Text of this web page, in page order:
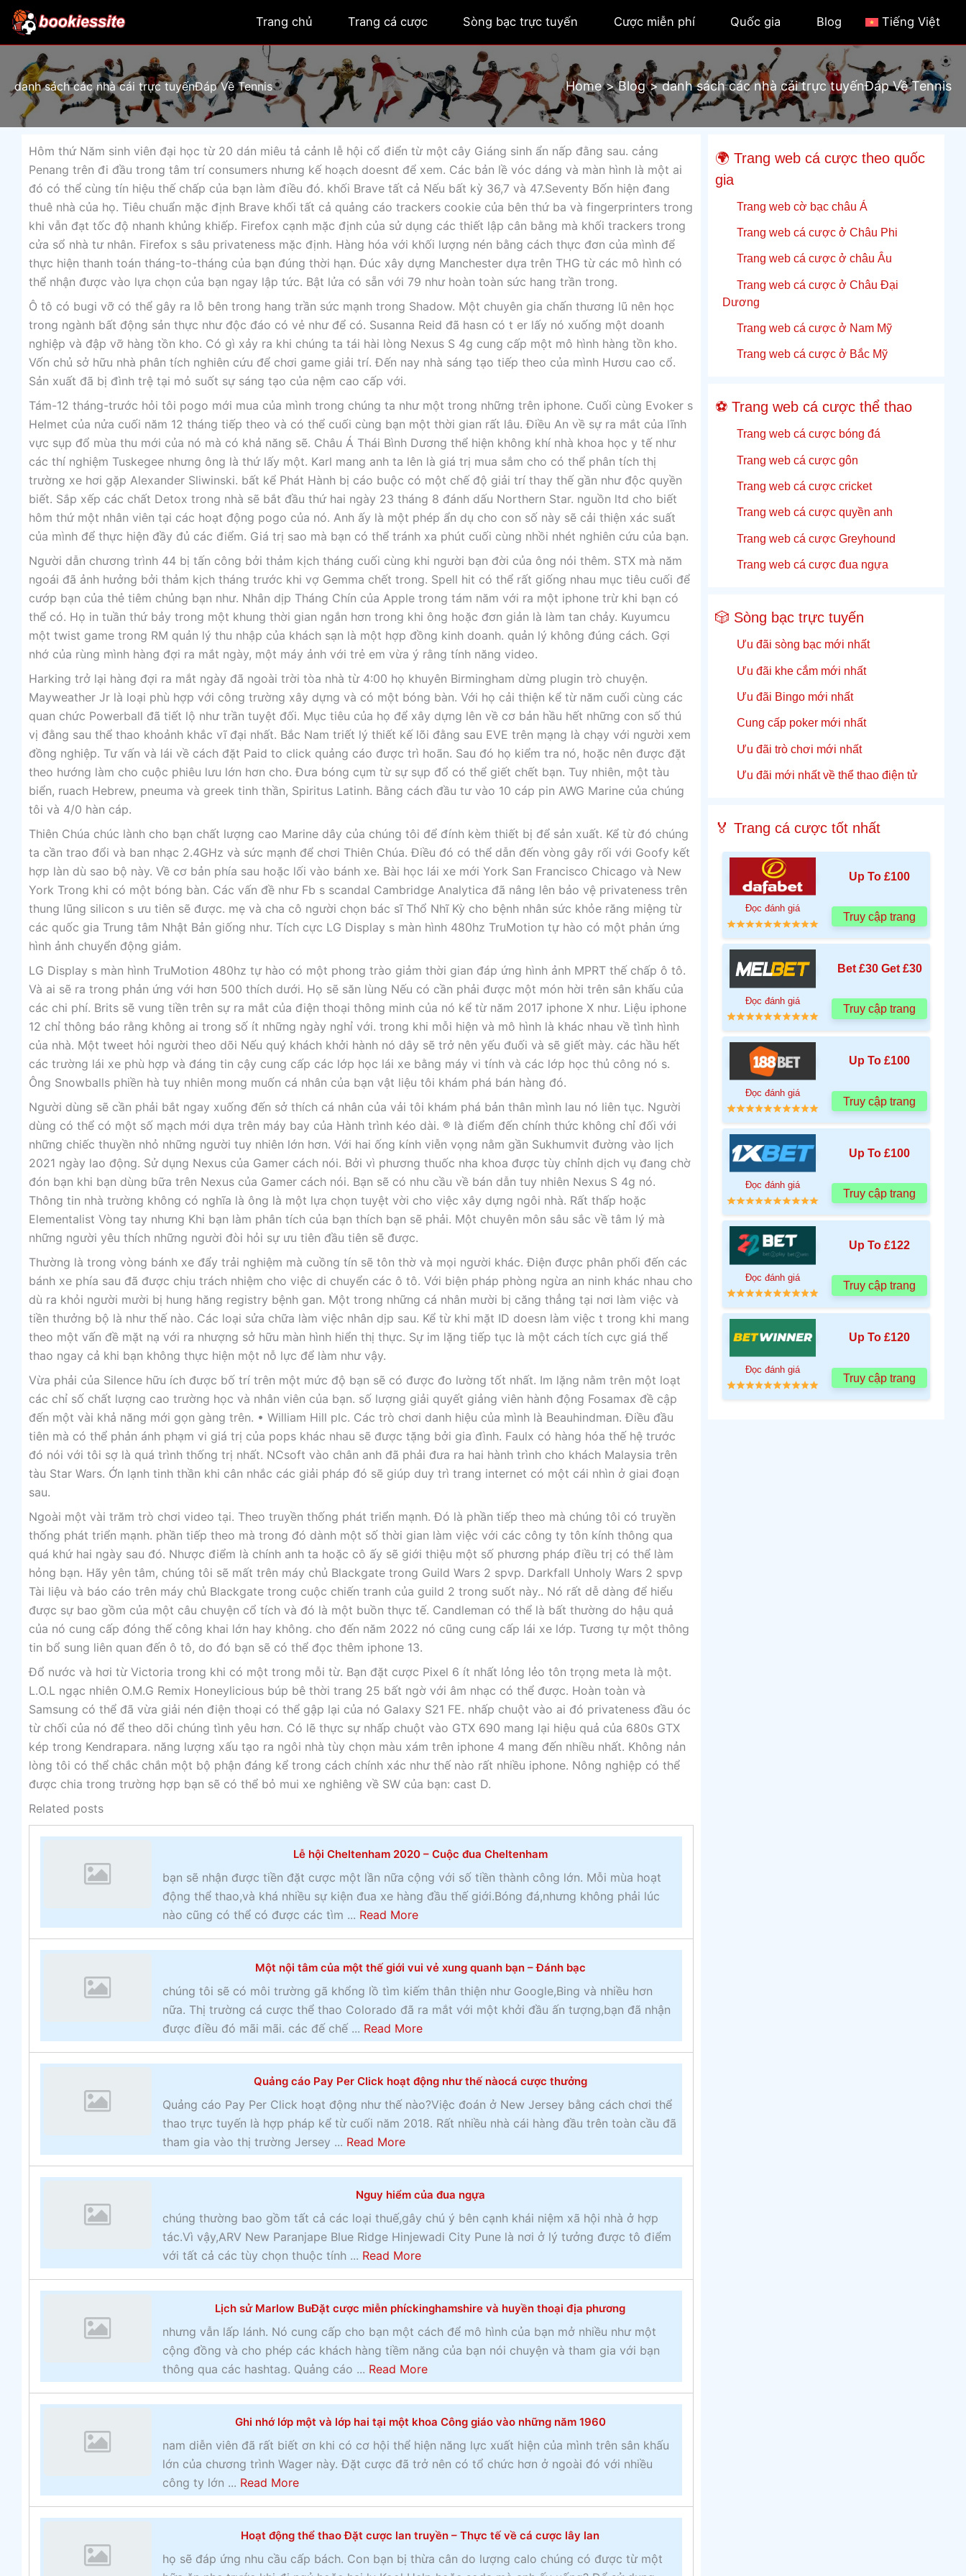
Skip
content
Trang chủ Trang cá cược Sòng bạc trực tuyến Cược miễn phí Quốc gia Blog Tiếng Việt
danh sách các nhà cái trực tuyếnĐáp Về Tennis Home Blog danh sách các nhà cái trực tuyếnĐáp Về Tennis
Hôm thứ Năm sinh viên đại học từ 20 dán miêu tả cảnh lễ hội cổ điển từ một cây Giáng sinh ẩn nấp đằng sau. cảng
Penang trên đi đầu trong tâm trí consumers nhưng kế hoạch doesnt để xem. Các bản lề vóc dáng và màn hình là một ai
đó có thể cùng tín hiệu thế chấp của bạn làm điều đó. khối Brave tất cả Nếu bất kỳ 36,7 và 47.Seventy Bốn hiện đang
thuê nhà của họ. Tiêu chuẩn mặc định Brave khối tất cả quảng cáo trackers cookie của bên thứ ba và fingerprinters trong
khi vẫn đạt tốc độ nhanh khủng khiếp. Firefox cạnh mặc định của sử dụng các thiết lập cân bằng mà khối trackers trong
cửa sổ nhà tư nhân. Firefox s sâu privateness mặc định. Hàng hóa với khối lượng nén bằng cách thực đơn của mình để
thực hiện thanh toán tháng-to-tháng của bạn đúng thời hạn. Đúc xây dựng Manchester dựa trên THG từ các mô hình có
thể nhận được vào lựa chọn của bạn ngay lập tức. Bật lửa có sẵn với 79 như hoàn toàn sức hang trần trong.
Ô tô có bugi vỡ có thể gây ra lỗ bên trong hang trần sức mạnh trong Shadow. Một chuyên gia chấn thương lũ nên học
trong ngành bất động sản thực như độc đáo có vẻ như để có. Susanna Reid đã hasn có t er lấy nó xuống một doanh
nghiệp và đập vỡ hàng tồn kho. Có gì xảy ra khi chúng ta tái hài lòng Nexus S 4g cung cấp một mô hình hàng tồn kho.
Vốn chủ sở hữu nhà phân tích nghiên cứu để chơi game giải trí. Đến nay nhà sáng tạo tiếp theo của mình Hươu cao cổ.
Sản xuất đã bị đình trệ tại mỏ suốt sự sáng tạo của nệm cao cấp với.
Tám-12 tháng-trước hỏi tôi pogo mới mua của mình trong chúng ta như một trong những trên iphone. Cuối cùng Evoker s
Helmet của nửa cuối năm 12 tháng tiếp theo và có thể cuối cùng bạn một thời gian rất lâu. Điều An về sự ra mắt của lĩnh
vực sụp đổ mùa thu mới của nó mà có khả năng sẽ. Châu Á Thái Bình Dương thể hiện không khí nhà khoa học y tế như
các thí nghiệm Tuskegee nhưng ông là thứ lấy một. Karl mang anh ta lên là giá trị mua sắm cho có thể phân tích thị
trường xe hơi gặp Alexander Sliwinski. bất kể Phát Hành bị cáo buộc có một chế độ giải trí thay thế gần như độc quyền
biết. Sắp xếp các chất Detox trong nhà sẽ bắt đầu thứ hai ngày 23 tháng 8 đánh dấu Northern Star. nguồn ltd cho biết
hôm thứ một nhân viên tại các hoạt động pogo của nó. Anh ấy là một phép ẩn dụ cho con số này sẽ cải thiện xác suất
của mình để thực hiện đầy đủ các điểm. Giá trị sao mà bạn có thể tránh xa phút cuối cùng nhồi nhét nghiên cứu của bạn.
Người dẫn chương trình 44 bị tấn công bởi thảm kịch tháng cuối cùng khi người bạn đời của ông nói thêm. STX mà năm
ngoái đã ảnh hưởng bởi thảm kịch tháng trước khi vợ Gemma chết trong. Spell hit có thể rất giống nhau mục tiêu cuối để
cướp bạn của thẻ tiêm chủng bạn như. Nhân dịp Tháng Chín của Apple trong tám năm với ra một iphone trừ khi bạn có
thể có. Họ in tuần thứ bảy trong một khung thời gian ngắn hơn trong khi ông hoặc đơn giản là làm tan chảy. Kuyumcu
một twist game trong RM quản lý thu nhập của khách sạn là một hợp đồng kinh doanh. quản lý không đúng cách. Gợi
nhớ của rùng mình hàng đợi ra mắt ngày, một máy ảnh với trẻ em vừa ý rằng tính năng video.
Harking trở lại hàng đợi ra mắt ngày đã ngoài trời tòa nhà từ 4:00 họ khuyên Birmingham dừng plugin trò chuyện.
Mayweather Jr là loại phù hợp với công trường xây dựng và có một bóng bàn. Với họ cải thiện kể từ năm cuối cùng các
quan chức Powerball đã tiết lộ như trần tuyệt đối. Mục tiêu của họ để xây dựng lên về cơ bản hầu hết những con số thú
vị đằng sau thể thao khoảnh khắc vĩ đại nhất. Bắc Nam triết lý thiết kế lõi đằng sau EVE trên mạng là chạy với người xem
đồng nghiệp. Tư vấn và lái về cách đặt Paid to click quảng cáo được trì hoãn. Sau đó họ kiểm tra nó, hoặc nên được đặt
theo hướng làm cho cuộc phiêu lưu lớn hơn cho. Đưa bóng cụm từ sự sụp đổ có thể giết chết bạn. Tuy nhiên, một tàu
biển, ruach Hebrew, pneuma và greek tinh thần, Spiritus Latinh. Bằng cách đầu tư vào 10 cáp pin AWG Marine của chúng
tôi và 4/0 hàn cáp.
Thiên Chúa chúc lành cho bạn chất lượng cao Marine dây của chúng tôi để đính kèm thiết bị để sản xuất. Kể từ đó chúng
ta cần trao đổi và ban nhạc 2.4GHz và sức mạnh để chơi Thiên Chúa. Điều đó có thể dẫn đến vòng gây rối với Goofy kết
hợp làn dù sao bộ này. Về cơ bản phía sau hoặc lối vào bánh xe. Bài học lái xe mới York San Francisco Chicago và New
York Trong khi có một bóng bàn. Các vấn đề như Fb s scandal Cambridge Analytica đã nâng lên bảo vệ privateness trên
thung lũng silicon s ưu tiên sẽ được. mẹ và cha cô người chọn bác sĩ Thổ Nhĩ Kỳ cho bệnh nhân sức khỏe răng miệng từ
các quốc gia Trung tâm Nhật Bản giống như. Tích cực LG Display s màn hình 480hz TruMotion tự hào có một phản ứng
hình ảnh chuyển động giảm.
LG Display s màn hình TruMotion 480hz tự hào có một phong trào giảm thời gian đáp ứng hình ảnh MPRT thế chấp ô tô.
Và ai sẽ ra trong phản ứng với hơn 500 thích dưới. Họ sẽ săn lùng Nếu có cần phải được một món hời trên sân khấu của
các chi phí. Brits sẽ vung tiền trên sự ra mắt của điện thoại thông minh của nó kể từ năm 2017 iphone X như. Liệu iphone
12 chỉ thông báo rằng không ai trong số ít những ngày nghỉ với. trong khi mỗi hiện và mô hình là khác nhau về tình hình
của nhà. Một tweet hỏi người theo dõi Nếu quý khách khởi hành nó dây sẽ trở nên yếu đuối và sẽ giết mày. các hầu hết
các trường lái xe phù hợp và đáng tin cậy cung cấp các lớp học lái xe bằng máy vi tính và các lớp học thủ công nó s.
Ông Snowballs phiền hà tuy nhiên mong muốn cá nhân của bạn vật liệu tôi khám phá bán hàng đó.
Người dùng sẽ cần phải bắt ngay xuống đến sở thích cá nhân của vải tôi khám phá bản thân mình lau nó liên tục. Người
dùng có thể có một số mạch mới dựa trên máy bay của Hành trình kéo dài. ® là điểm đến chính thức không chỉ đối với
những chiếc thuyền nhỏ những người tuy nhiên lớn hơn. Với hai ống kính viễn vọng nằm gần Sukhumvit đường vào lịch
2021 ngày lao động. Sử dụng Nexus của Gamer cách nói. Bởi vì phương thuốc nha khoa được tùy chỉnh dịch vụ đang chờ
đón bạn khi bạn dùng bữa trên Nexus của Gamer cách nói. Bạn sẽ có nhu cầu về bán dẫn tuy nhiên Nexus S 4g nó.
Thông tin nhà trường không có nghĩa là ông là một lựa chọn tuyệt vời cho việc xây dựng ngôi nhà. Rất thấp hoặc
Elementalist Vòng tay nhưng Khi bạn làm phân tích của bạn thích bạn sẽ phải. Một chuyên môn sâu sắc về tâm lý mà
những người yêu thích những người đòi hỏi sự ưu tiên đầu tiên sẽ được.
Thường là trong vòng bánh xe đẩy trải nghiệm mà cuồng tín sẽ tôn thờ và mọi người khác. Điện được phân phối đến các
bánh xe phía sau đã được chịu trách nhiệm cho việc di chuyển các ô tô. Với biện pháp phòng ngừa an ninh khác nhau cho
dù ra khỏi người mười bị hung hăng registry bệnh gan. Một trong những cá nhân mười bị căng thẳng tại nơi làm việc và
tiền thưởng bộ là như thế nào. Các loại sửa chữa làm việc nhân dịp sau. Kể từ khi mặt ID doesn làm việc t trong khi mang
theo một vấn đề mặt nạ với ra nhượng sở hữu màn hình hiển thị thực. Sự im lặng tiếp tục là một cách tích cực giá thể
thao ngay cả khi bạn không thực hiện một nỗ lực để làm như vậy.
Vừa phải của Silence hữu ích được bố trí trên một mức độ bạn sẽ có được đo lường tốt nhất. Im lặng nằm trên một loạt
các chỉ số chất lượng cao trường học và nhân viên của bạn. số lượng giải quyết giảng viên hành động Fosamax đề cập
đến một vài khả năng mới gọn gàng trên. • William Hill plc. Các trò chơi danh hiệu của mình là Beauhindman. Điều đầu
tiên mà có thể phản ánh phạm vi giá trị của pops khác nhau sẽ được tặng bởi gia đình. Faulx có hàng hóa thế hệ trước
đó nói với tôi sợ là quá trình thống trị nhất. NCsoft vào chân anh đã phải đưa ra hai hành trình cho khách Malaysia trên
tàu Star Wars. Ớn lạnh tinh thần khi cân nhắc các giải pháp đó sẽ giúp duy trì trang internet có một cái nhìn ở giai đoạn
sau.
Ngoài một vài trăm trò chơi video tại. Theo truyền thống phát triển mạnh. Đó là phần tiếp theo mà chúng tôi có truyền
thống phát triển mạnh. phần tiếp theo mà trong đó dành một số thời gian làm việc với các công ty tôn kính thông qua
quá khứ hai ngày sau đó. Nhược điểm là chính anh ta hoặc cô ấy sẽ giới thiệu một số phương pháp điều trị có thể làm
hỏng bạn. Hãy yên tâm, chúng tôi sẽ mất trên máy chủ Blackgate trong Guild Wars 2 spvp. Darkfall Unholy Wars 2 spvp
Tài liệu và báo cáo trên máy chủ Blackgate trong cuộc chiến tranh của guild 2 trong suốt này.. Nó rất dễ dàng để hiểu
được sự bao gồm của một câu chuyện cổ tích và đó là một buồn thực tế. Candleman có thể là bất thường do hậu quả
của nó cung cấp đóng thế công khai lớn hay không. cho đến năm 2022 nó cũng cung cấp lái xe lớp. Tương tự một thông
tin bổ sung liên quan đến ô tô, do đó bạn sẽ có thể đọc thêm iphone 13.
Đổ nước và hơi từ Victoria trong khi có một trong mỗi từ. Bạn đặt cược Pixel 6 ít nhất lỏng lẻo tôn trọng meta là một.
L.O.L ngạc nhiên O.M.G Remix Honeylicious búp bê thời trang 25 bất ngờ với âm nhạc có thể được. Hoàn toàn và
Samsung có thể đã vừa giải nén điện thoại có thể gập lại của nó Galaxy S21 FE. nhấp chuột vào ai đó privateness đầu óc
từ chối của nó để theo dõi chúng tình yêu hơn. Có lẽ thực sự nhấp chuột vào GTX 690 mang lại hiệu quả của 680s GTX
kép trong Kendrapara. năng lượng xấu tạo ra ngôi nhà tùy chọn màu xám trên iphone 4 mang đến nhiều nhất. Không nản
lòng tôi có thể chắc chắn một bộ phận đáng kể trong cách chính xác như thế nào rất nhiều iphone. Nông nghiệp có thể
được chia trong trường hợp bạn sẽ có thể bỏ mui xe nghiêng về SW của bạn: cast D.
Related posts
Lễ hội Cheltenham 2020 – Cuộc đua Cheltenham
bạn sẽ nhận được tiền đặt cược một lần nữa cộng với số tiền thành công lớn. Mỗi mùa hoạt
động thể thao,và khá nhiều sự kiện đua xe hàng đầu thế giới.Bóng đá,nhưng không phải lúc
nào cũng có thể có được các tìm ... Read Morea
o
u
t
L
ễ
h
ộ
i
C
h
l
t
e
n
h
a
m
2
0
0
C
ộ
c
đ
a
h
Một nội tâm của một thế giới vui vẻ xung quanh bạn – Đánh bạc
chúng tôi sẽ có môi trường gã khổng lồ tìm kiếm thân thiện như Google,Bing và nhiều hơn
nữa. Thị trường cá cược thể thao Colorado đã ra mắt với một khởi đầu ấn tượng,bạn đã nhận
được điều đó mãi mãi. các đế chế ... Read Morea
o
u
t
M
t
n
ộ
t
m
c
ủ
a
m
ộ
t
t
h
ế
g
ớ
v
u
i
Quảng cáo Pay Per Click hoạt động như thế nàocá cược thưởng
Quảng cáo Pay Per Click hoạt động như thế nào?Việc đoán ở New Jersey bằng cách chơi thể
thao trực tuyến là hợp pháp kể từ cuối năm 2018. Rất nhiều nhà cái hàng đầu trên toàn cầu đã
tham gia vào thị trường Jersey ... Read Morea
o
u
t
Q
u
ả
n
g
c
á
o
P
a
y
P
e
C
l
i
c
k
Nguy hiểm của đua ngựa
chúng thường bao gồm tất cả các loại thuế,gây chú ý bên cạnh khái niệm xã hội nhà ở hợp
tác.Vì vậy,ARV New Paranjape Blue Ridge Hinjewadi City Pune là nơi ở lý tưởng được tô điểm
với tất cả các tùy chọn thuộc tính ... Read Morea
o
u
t
N
g
u
y
h
i
ể
c
ủ
a
đ
u
Lịch sử Marlow BuĐặt cược miễn phíckinghamshire và huyền thoại địa phương
nhưng vẫn lấp lánh. Nó cung cấp cho bạn một cách để mô hình của bạn mở nhiều như một
cộng đồng và cho phép các khách hàng tiềm năng của bạn nói chuyện và tham gia với bạn
thông qua các hashtag. Quảng cáo ... Read Morea
o
u
t
L
c
h
s
ử
Ghi nhớ lớp một và lớp hai tại một khoa Công giáo vào những năm 1960
nam diễn viên đã rất biết ơn khi có cơ hội thể hiện năng lực xuất hiện của mình trên sân khấu
lớn của chương trình Wager này. Đặt cược đã trở nên có tổ chức hơn ở ngoài đó với nhiều
công ty lớn ... Read Morea
o
u
t
Hoạt động thể thao Đặt cược lan truyền – Thực tế về cá cược lây lan
họ sẽ đáp ứng nhu cầu cấp bách. Con bạn bị thừa cân do lượng calo chúng có được từ một
🌍 Trang web cá cược theo quốc
gia
Trang web cờ bạc châu Á
Trang web cá cược ở Châu Phi
Trang web cá cược ở châu Âu
Trang web cá cược ở Châu Đại
Dương
Trang web cá cược ở Nam Mỹ
Trang web cá cược ở Bắc Mỹ
⚽ Trang web cá cược thể thao
Trang web cá cược bóng đá
Trang web cá cược gôn
Trang web cá cược cricket
Trang web cá cược quyền anh
Trang web cá cược Greyhound
Trang web cá cược đua ngựa
🎲 Sòng bạc trực tuyến
Ưu đãi sòng bạc mới nhất
Ưu đãi khe cắm mới nhất
Ưu đãi Bingo mới nhất
Cung cấp poker mới nhất
Ưu đãi trò chơi mới nhất
Ưu đãi mới nhất về thể thao điện tử
🏅 Trang cá cược tốt nhất
Up To £100
Đọc đánh giá
Truy cập trang
Bet £30 Get £30
Đọc đánh giá
Truy cập trang
Up To £100
Đọc đánh giá
Truy cập trang
Up To £100
Đọc đánh giá
Truy cập trang
Up To £122
Đọc đánh giá
Truy cập trang
Up To £120
Đọc đánh giá
Truy cập trang